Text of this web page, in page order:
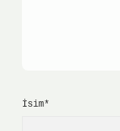
İsim*